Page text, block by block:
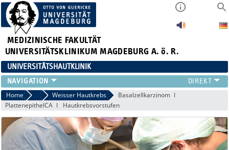
MEDIZINISCHE FAKULTÄT
UNIVERSITÄTSKLINIKUM MAGDEBURG A. ö. R.
UNIVERSITÄTSHAUTKLINIK
FÜR PATIENTEN
ÜBER UNS
FÜR ÄRZTE
HAUTTUMORZENTRUM
LEHRE & FORSCHUNG
Home Hauttumoren
Weisser Hautkrebs
Basalzellkarzinom
PlattenepithelCA
Hautkrebsvorstufen